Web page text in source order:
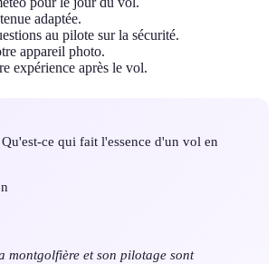
adaptée.
au pilote sur la sécurité.
appareil photo.
expérience après le vol.
Qu'est-ce qui fait l'essence d'un vol en
montgolfière et son pilotage sont